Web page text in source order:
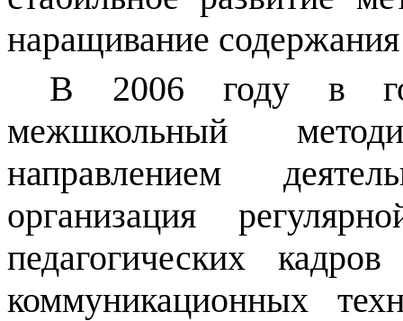
наращивание содержания
В 2006 году в
межшкольный
направлением
организация
педагогических
коммуникационных